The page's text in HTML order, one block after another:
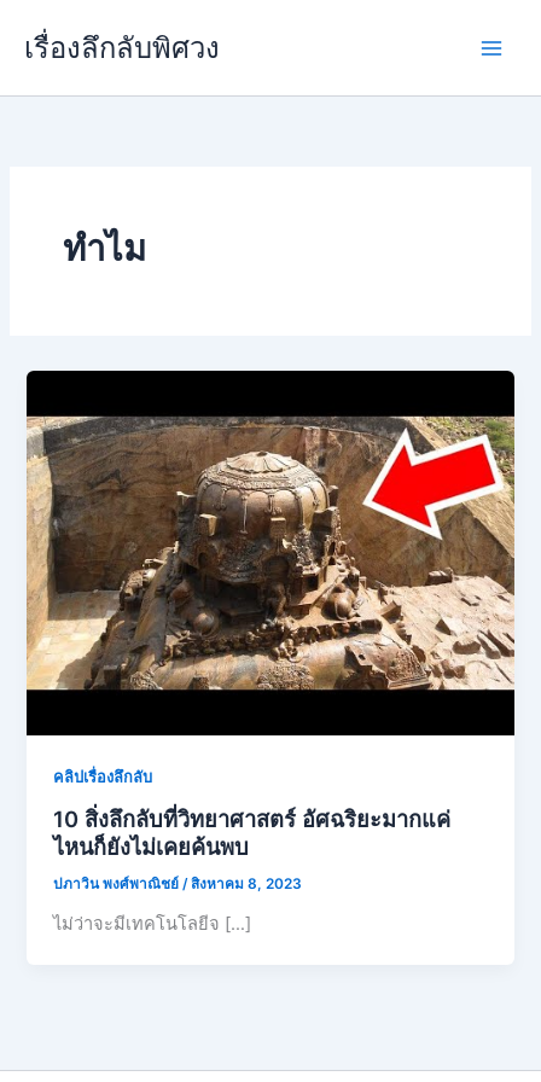
เรื่องลึกลับพิศวง
ทำไม
คลิปเรื่องลึกลับ
10 สิ่งลึกลับที่วิทยาศาสตร์ อัศฉริยะมากแค่
ไหนก็ยังไม่เคยค้นพบ
ปภาวิน พงศ์พาณิชย์/สิงหาคม 8, 2023
ไม่ว่าจะมีเทคโนโลยีจ […]